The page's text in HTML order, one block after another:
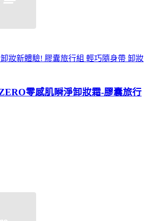
妝新體驗! 膠囊旅行組 輕巧隨身帶 卸妝
零感肌瞬淨卸妝霜-膠囊旅行